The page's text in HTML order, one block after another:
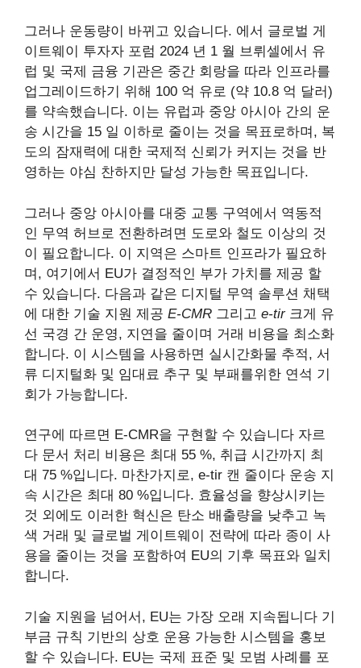
그러나 운동량이 바뀌고 있습니다. 에서 글로벌 게
이트웨이 투자자 포럼 2024 년 1 월 브뤼셀에서 유
럽 및 국제 금융 기관은 중간 회랑을 따라 인프라를
업그레이드하기 위해 100 억 유로 (약 10.8 억 달러)
를 약속했습니다. 이는 유럽과 중앙 아시아 간의 운
송 시간을 15 일 이하로 줄이는 것을 목표로하며, 복
도의 잠재력에 대한 국제적 신뢰가 커지는 것을 반
영하는 야심 찬하지만 달성 가능한 목표입니다.
그러나 중앙 아시아를 대중 교통 구역에서 역동적
인 무역 허브로 전환하려면 도로와 철도 이상의 것
이 필요합니다. 이 지역은 스마트 인프라가 필요하
며, 여기에서 EU가 결정적인 부가 가치를 제공 할
수 있습니다. 다음과 같은 디지털 무역 솔루션 채택
에 대한 기술 지원 제공 E-CMR 그리고 e-tir크게 유
선 국경 간 운영, 지연을 줄이며 거래 비용을 최소화
합니다. 이 시스템을 사용하면 실시간화물 추적, 서
류 디지털화 및 임대료 추구 및 부패를위한 연석 기
회가 가능합니다.
연구에 따르면 E-CMR을 구현할 수 있습니다 자르
다 문서 처리 비용은 최대 55 %, 취급 시간까지 최
대 75 %입니다. 마찬가지로, e-tir 캔 줄이다 운송 지
속 시간은 최대 80 %입니다. 효율성을 향상시키는
것 외에도 이러한 혁신은 탄소 배출량을 낮추고 녹
색 거래 및 글로벌 게이트웨이 전략에 따라 종이 사
용을 줄이는 것을 포함하여 EU의 기후 목표와 일치
합니다.
기술 지원을 넘어서, EU는 가장 오래 지속됩니다 기
부금 규칙 기반의 상호 운용 가능한 시스템을 홍보
할 수 있습니다. EU는 국제 표준 및 모범 사례를 포